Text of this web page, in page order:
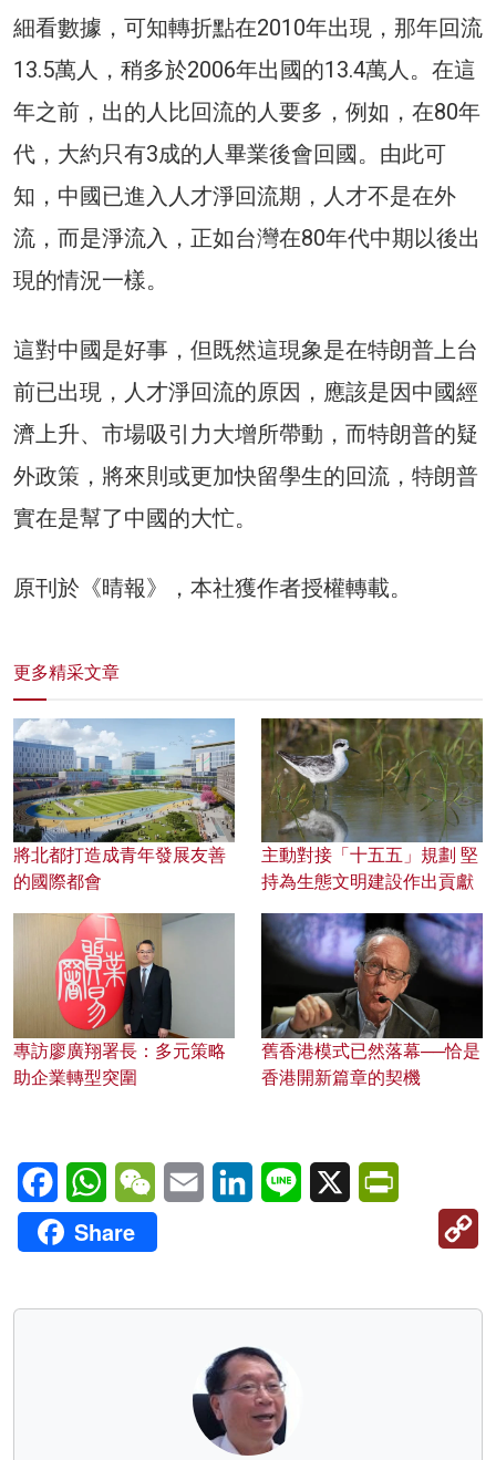
細看數據，可知轉折點在2010年出現，那年回流
13.5萬人，稍多於2006年出國的13.4萬人。在這
年之前，出的人比回流的人要多，例如，在80年
代，大約只有3成的人畢業後會回國。由此可
知，中國已進入人才淨回流期，人才不是在外
流，而是淨流入，正如台灣在80年代中期以後出
現的情況一樣。
這對中國是好事，但既然這現象是在特朗普上台
前已出現，人才淨回流的原因，應該是因中國經
濟上升、市場吸引力大增所帶動，而特朗普的疑
外政策，將來則或更加快留學生的回流，特朗普
實在是幫了中國的大忙。
原刊於《晴報》，本社獲作者授權轉載。
更多精采文章
將北都打造成青年發展友善
的國際都會
主動對接「十五五」規劃 堅
持為生態文明建設作出貢獻
專訪廖廣翔署長：多元策略
助企業轉型突圍
舊香港模式已然落幕──恰是
香港開新篇章的契機
FacebookWhatsAppWeChatEmail LinkedInLine X
Share